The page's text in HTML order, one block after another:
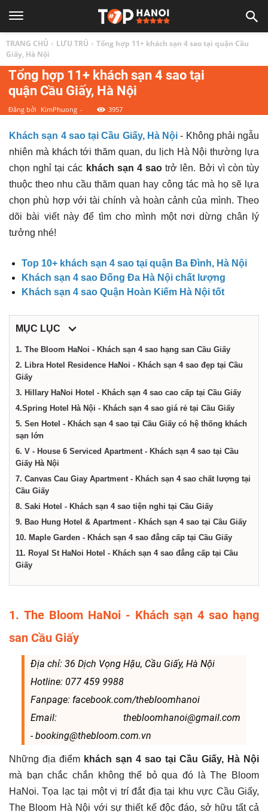
1
HÀ
Top
địa
điểm,
vụ
tại
Hà
Nội
TRANG CHỦ LƯU TRÚ
Tổng hợp 11+ khách sạn 4 sao tại quận Cầu
Giấy, Hà Nội
Tổng hợp 11+ khách sạn 4 sao tại
quận Cầu Giấy, Hà Nội
Đăng bởi KimPhuong - 3957
Khách sạn 4 sao tại Cầu Giấy, Hà Nội - Không phải ngẫu
nhiên mà khách tới thăm quan, du lịch Hà Nội thường lựa
chọn nghỉ tại các khách sạn 4 sao trở lên. Bởi vì còn tùy
thuộc theo nhu cầu thăm quan hay công tác mà họ sẽ lựa
chọn phù hợp với tài chính và hoàn cảnh của mình. Theo
dõi bài viết này để tìm cho mình một nơi dừng chân lý
tưởng nhé!
Top 10+ khách sạn 4 sao tại quận Ba Đình, Hà Nội
Khách sạn 4 sao Đống Đa Hà Nội chất lượng
Khách sạn 4 sao Quận Hoàn Kiếm Hà Nội tốt
MỤC LỤC
1. The Bloom HaNoi - Khách sạn 4 sao hạng san Cầu Giấy
2. Libra Hotel Residence HaNoi - Khách sạn 4 sao đẹp tại Cầu
Giấy
3. Hillary HaNoi Hotel - Khách sạn 4 sao cao cấp tại Cầu Giấy
4.Spring Hotel Hà Nội - Khách sạn 4 sao giá rẻ tại Cầu Giấy
5. Sen Hotel - Khách sạn 4 sao tại Cầu Giấy có hệ thống khách
sạn lớn
6. V - House 6 Serviced Apartment - Khách sạn 4 sao tại Cầu
Giấy Hà Nội
7. Canvas Cau Giay Apartment - Khách sạn 4 sao chất lượng tại
Cầu Giấy
8. Saki Hotel - Khách sạn 4 sao tiện nghi tại Cầu Giấy
9. Bao Hung Hotel & Apartment - Khách sạn 4 sao tại Cầu Giấy
10. Maple Garden - Khách sạn 4 sao đẳng cấp tại Cầu Giấy
11. Royal St HaNoi Hotel - Khách sạn 4 sao đẳng cấp tại Cầu
Giấy
1. The Bloom HaNoi - Khách sạn 4 sao hạng
san Cầu Giấy
Địa chỉ: 36 Dịch Vọng Hậu, Cầu Giấy, Hà Nội
Hotline: 077 459 9988
Fanpage: facebook.com/thebloomhanoi
Email: thebloomhanoi@gmail.com
- booking@thebloom.com.vn
Những địa điểm khách sạn 4 sao tại Cầu Giấy, Hà Nội
mà bạn chắc chắn không thể bỏ qua đó là The Bloom
HaNoi. Tọa lạc tại một vị trí đắt địa tại khu vực Cầu Giấy,
The Bloom Hà Nội với sự thiết kế độc đáo, sở hữu tất cả